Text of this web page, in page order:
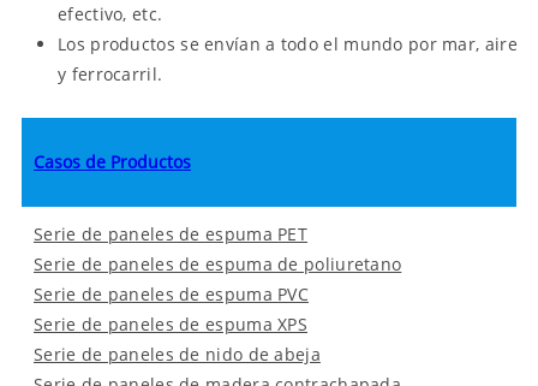
efectivo, etc.
Los productos se envían a todo el mundo por mar, aire
y ferrocarril.
Casos de Productos
Serie de paneles de espuma PET
Serie de paneles de espuma de poliuretano
Serie de paneles de espuma PVC
Serie de paneles de espuma XPS
Serie de paneles de nido de abeja